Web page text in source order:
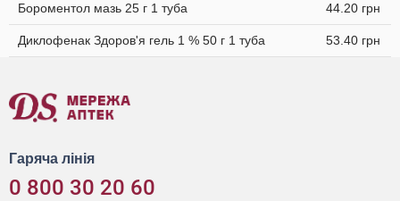
Бороментол мазь 25 г 1 туба 44.20 грн
Диклофенак Здоров'я гель 1 % 50 г 1 туба 53.40 грн
Гаряча лінія
0 800 30 20 60